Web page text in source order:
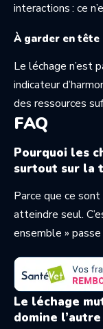
interactions : ce
À garder en tête
Le léchage n’est
indicateur
des ressources
FAQ
Pourquoi les
surtout sur la
Parce que ce
atteindre seul.
ensemble »
Le léchage
domine l’autre